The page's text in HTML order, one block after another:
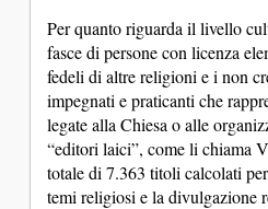
Per quanto riguarda il livello
fasce di persone con licenza
fedeli di altre religioni e i non
impegnati e praticanti che
legate alla Chiesa o alle
“editori laici”, come li chiama
totale di 7.363 titoli calcolati
temi religiosi e la divulgazione